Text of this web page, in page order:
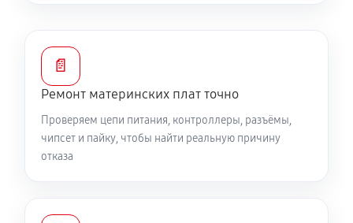
📄
Ремонт материнских плат точно
Проверяем цепи питания, контроллеры, разъёмы,
чипсет и пайку, чтобы найти реальную причину
отказа